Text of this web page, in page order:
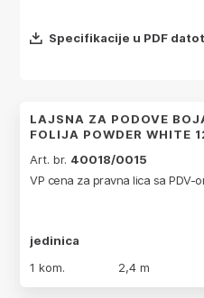
Specifikacije u PDF
LAJSNA ZA PODOVE
FOLIJA POWDER WHITE
Art. br. 40018/0015
VP cena za pravna lica sa PDV-
jedinica
1 kom.
2,4 m